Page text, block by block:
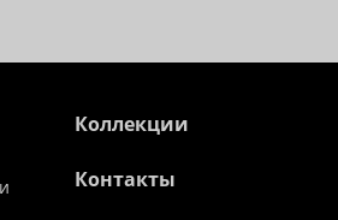
Коллекции
Контакты